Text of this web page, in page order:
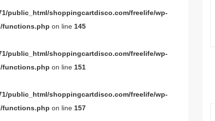
public_html/shoppingcartdisco.com/freelife/wp-
functions.php on line 145
public_html/shoppingcartdisco.com/freelife/wp-
functions.php on line 151
public_html/shoppingcartdisco.com/freelife/wp-
functions.php on line 157